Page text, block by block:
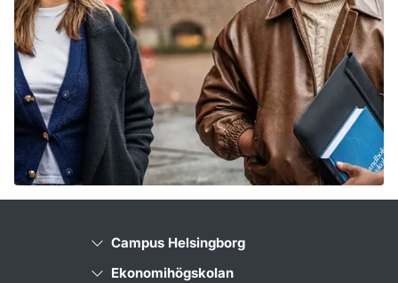
Campus Helsingborg
Ekonomihögskolan